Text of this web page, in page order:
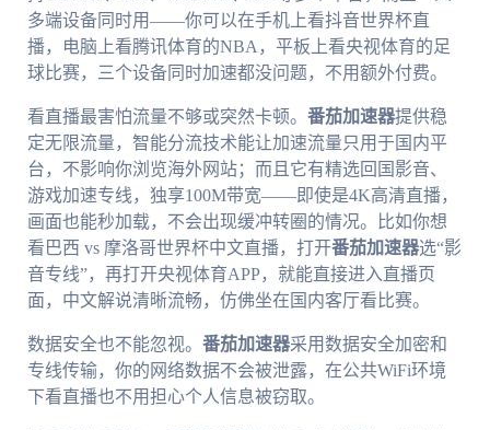
多端设备同时用——你可以在手机上看抖音世界杯直
播，电脑上看腾讯体育的NBA，平板上看央视体育的足
球比赛，三个设备同时加速都没问题，不用额外付费。
看直播最害怕流量不够或突然卡顿。 番茄加速器提供稳
定无限流量，智能分流技术能让加速流量只用于国内平
台，不影响你浏览海外网站；而且它有精选回国影音、
游戏加速专线，独享100M带宽——即使是4K高清直播，
画面也能秒加载，不会出现缓冲转圈的情况。比如你想
看巴西 vs 摩洛哥世界杯中文直播，打开番茄加速器选“影
音专线”，再打开央视体育APP，就能直接进入直播页
面，中文解说清晰流畅，仿佛坐在国内客厅看比赛。
数据安全也不能忽视。 番茄加速器采用数据安全加密和
专线传输，你的网络数据不会被泄露，在公共WiFi环境
下看直播也不用担心个人信息被窃取。